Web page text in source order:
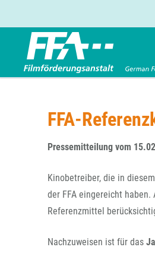
Entwicklungsförderung
Produktionsförderung
Verleihförderung
Folgevorhaben aus
Förderprogramm
FFA 2025
Die FFA in Kürze
Gremien
Referendariat
FFA-
Pressemitteilung vom
Kinobetreiber, die in
der FFA eingereicht
Referenzmittel
Nachzuweisen ist für das